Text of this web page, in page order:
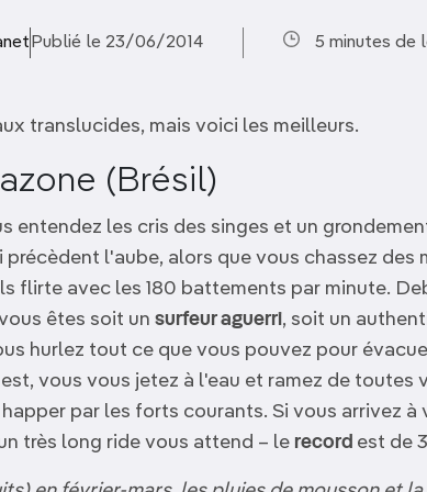
Publié le 23/06/2014 5 minutes de
translucides, mais voici les meilleurs.
(Brésil)
entendez les cris des singes et un
précèdent l'aube, alors que vous chassez des
flirte avec les 180 battements par minute.
êtes soit un surfeur aguerri , soit un
hurlez tout ce que vous pouvez pour
vous vous jetez à l'eau et ramez de toutes
par les forts courants. Si vous arrivez à
très long ride vous attend – le record est de